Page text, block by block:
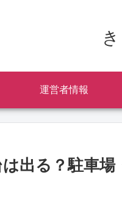
運営者情報
出る？駐車